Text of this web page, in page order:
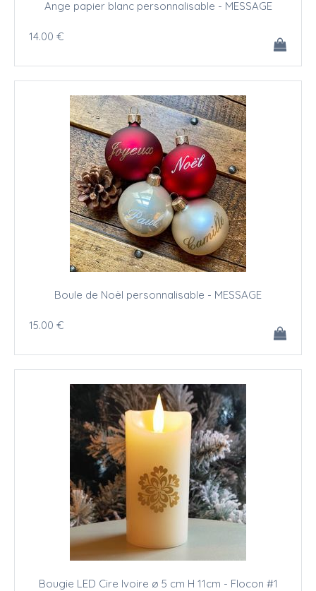
Ange papier blanc personnalisable - MESSAGE
14.00 €
Boule de Noël personnalisable - MESSAGE
15.00 €
Bougie LED Cire Ivoire ø 5 cm H 11cm - Flocon #1